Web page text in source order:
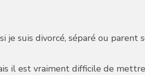
je suis divorcé, séparé ou parent
il est vraiment difficile de